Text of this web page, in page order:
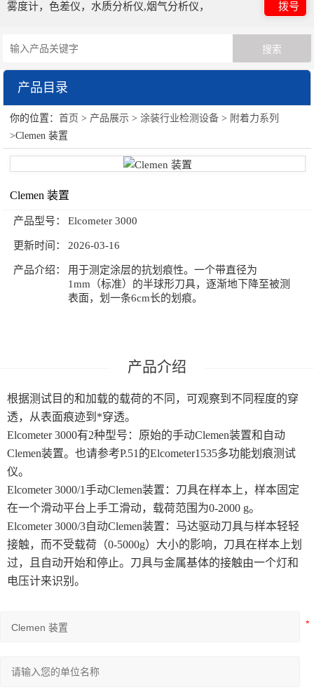
雾度计，色差仪，水质分析仪,烟气分析仪， 拨号
产品目录
涂装行业检测设备
粘度系列
附着力系列
涂膜制膜系列
耐冲击系列
环境测试系列
高速分散试验机系列
测色系列
耐摩擦试验系列
你的位置：首页 > 产品展示 >涂装行业检测设备 > 附着力系列
>Clemen 装置
Clemen 装置
产品型号： Elcometer 3000
更新时间： 2026-03-16
产品介绍：
用于测定涂层的抗划痕性。一个带直径为
1mm（标准）的半球形刀具，逐渐地下降至被测
表面，划一条6cm长的划痕。
产品介绍
根据测试目的和加载的载荷的不同，可观察到不同程度的穿
透，从表面痕迹到*穿透。
Elcometer 3000有2种型号：原始的手动Clemen装置和自动
Clemen装置。也请参考P.51的Elcometer1535多功能划痕测试
仪。
Elcometer 3000/1手动Clemen装置： 刀具在样本上，样本固定
在一个滑动平台上手工滑动，载荷范围为0-2000 g。
Elcometer 3000/3自动Clemen装置： 马达驱动刀具与样本轻轻
接触，而不受载荷（0-5000g）大小的影响，刀具在样本上划
过，且自动开始和停止。刀具与金属基体的接触由一个灯和
电压计来识别。